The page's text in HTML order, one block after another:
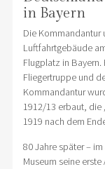
in Bayern
Die Kommandantur
Luftfahrtgebäude
Flugplatz in
Fliegertruppe und
Kommandantur
1912/13 erbaut, die
1919 nach dem
80 Jahre später –
Museum seine